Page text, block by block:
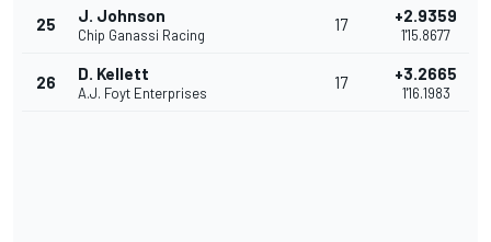
25 J. Johnson
Chip Ganassi Racing
17 +2.9359
1'15.8677
26 D. Kellett
A.J. Foyt Enterprises
17 +3.2665
1'16.1983